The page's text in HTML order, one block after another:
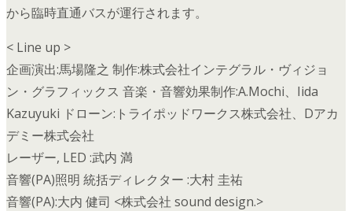
から臨時直通バスが運行されます。
< Line up >
企画演出:馬場隆之 制作:株式会社インテグラル・ヴィジョ
ン・グラフィックス 音楽・音響効果制作:A.Mochi、Iida
Kazuyuki ドローン:トライポッドワークス株式会社、Dアカ
デミー株式会社
レーザー, LED :武内 満
音響(PA)照明 統括ディレクター :大村 圭祐
音響(PA):大内 健司 <株式会社 sound design.>